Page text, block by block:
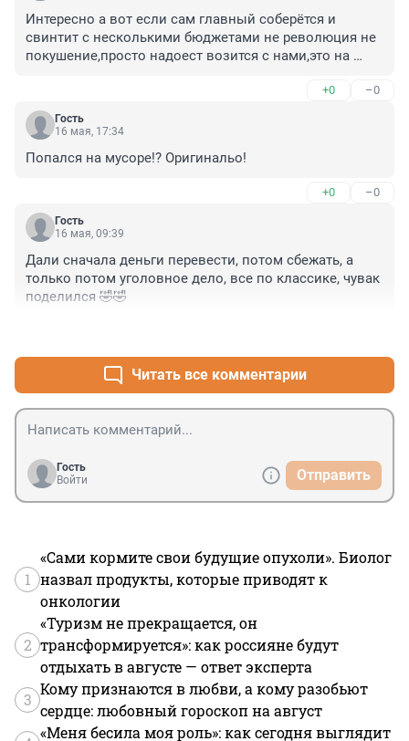
Интересно а вот если сам главный соберётся и
свинтит с несколькими бюджетами не революция не
покушение,просто надоест возится с нами,это на
+0 –0
Гость
16 мая, 17:34
Попался на мусоре!? Оригинальо!
+0 –0
Гость
16 мая, 09:39
Дали сначала деньги перевести, потом сбежать, а
только потом уголовное дело, все по классике, чувак
поделился 🤣🤣
Читать все комментарии
Гость
Войти
Отправить
1
«Сами кормите свои будущие опухоли». Биолог
назвал продукты, которые приводят к
онкологии
2
«Туризм не прекращается, он
трансформируется»: как россияне будут
отдыхать в августе — ответ эксперта
3
Кому признаются в любви, а кому разобьют
сердце: любовный гороскоп на август
«Меня бесила моя роль»: как сегодня выглядит